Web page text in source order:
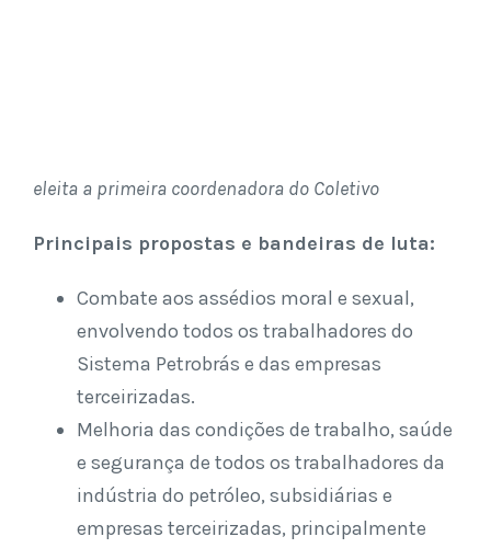
eleita a primeira coordenadora do Coletivo
Principais propostas e bandeiras de luta:
Combate aos assédios moral e sexual,
envolvendo todos os trabalhadores do
Sistema Petrobrás e das empresas
terceirizadas.
Melhoria das condições de trabalho, saúde
e segurança de todos os trabalhadores da
indústria do petróleo, subsidiárias e
empresas terceirizadas, principalmente